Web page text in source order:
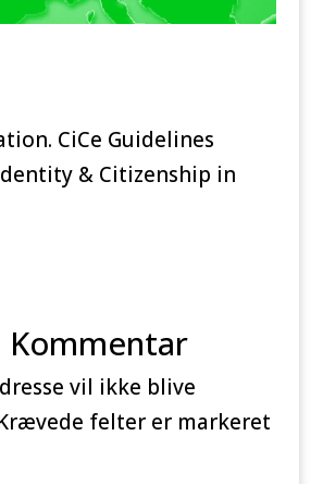
CiCe Guidelines
& Citizenship in
Kommentar
vil ikke blive
felter er markeret